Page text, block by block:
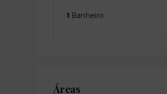
1 Banheiro
Áreas